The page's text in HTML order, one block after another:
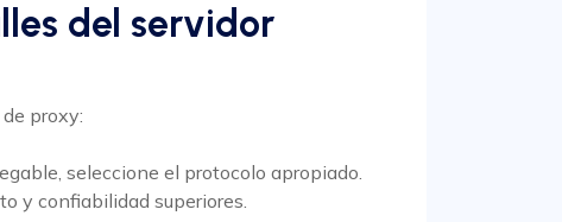
del servidor
proxy:
seleccione el protocolo apropiado.
y confiabilidad superiores.